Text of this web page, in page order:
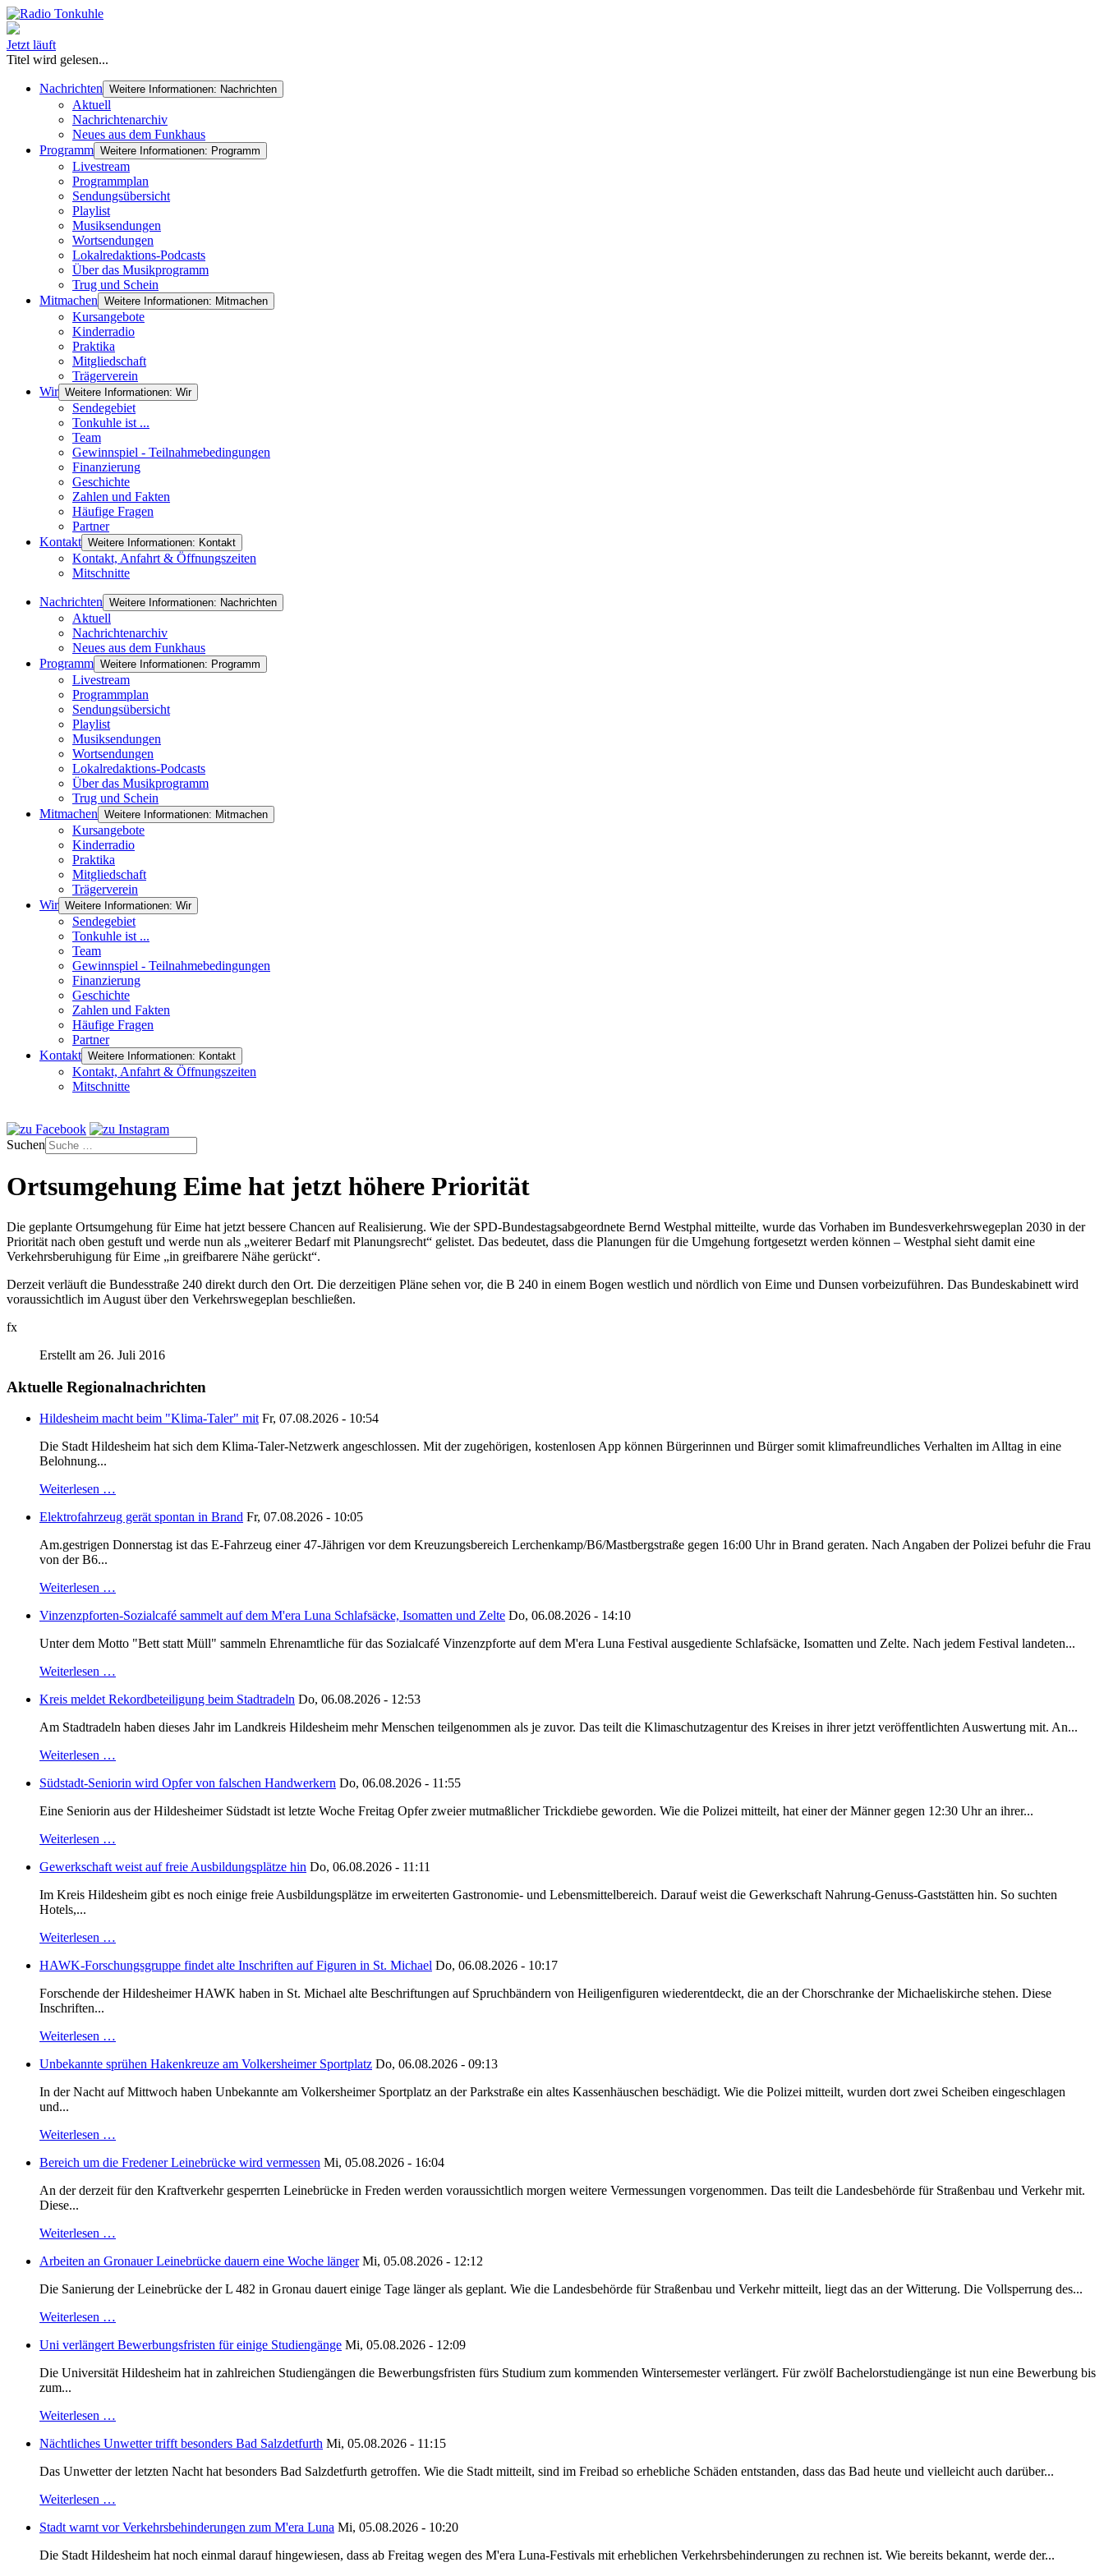
Jetzt läuft
Titel wird gelesen...
Nachrichten Weitere Informationen: Nachrichten
Aktuell
Nachrichtenarchiv
Neues aus dem Funkhaus
Programm Weitere Informationen: Programm
Livestream
Programmplan
Sendungsübersicht
Playlist
Musiksendungen
Wortsendungen
Lokalredaktions-Podcasts
Über das Musikprogramm
Trug und Schein
Mitmachen Weitere Informationen: Mitmachen
Kursangebote
Kinderradio
Praktika
Mitgliedschaft
Trägerverein
Wir Weitere Informationen: Wir
Sendegebiet
Tonkuhle ist ...
Team
Gewinnspiel - Teilnahmebedingungen
Finanzierung
Geschichte
Zahlen und Fakten
Häufige Fragen
Partner
Kontakt Weitere Informationen: Kontakt
Kontakt, Anfahrt & Öffnungszeiten
Mitschnitte
Nachrichten Weitere Informationen: Nachrichten
Aktuell
Nachrichtenarchiv
Neues aus dem Funkhaus
Programm Weitere Informationen: Programm
Livestream
Programmplan
Sendungsübersicht
Playlist
Musiksendungen
Wortsendungen
Lokalredaktions-Podcasts
Über das Musikprogramm
Trug und Schein
Mitmachen Weitere Informationen: Mitmachen
Kursangebote
Kinderradio
Praktika
Mitgliedschaft
Trägerverein
Wir Weitere Informationen: Wir
Sendegebiet
Tonkuhle ist ...
Team
Gewinnspiel - Teilnahmebedingungen
Finanzierung
Geschichte
Zahlen und Fakten
Häufige Fragen
Partner
Kontakt Weitere Informationen: Kontakt
Kontakt, Anfahrt & Öffnungszeiten
Mitschnitte
Suchen
Ortsumgehung Eime hat jetzt höhere Priorität
Die geplante Ortsumgehung für Eime hat jetzt bessere Chancen auf Realisierung. Wie der SPD-Bundestagsabgeordnete Bernd Westphal mitteilte, wurde das Vorhaben im Bundesverkehrswegeplan 2030 in der
Priorität nach oben gestuft und werde nun als „weiterer Bedarf mit Planungsrecht“ gelistet. Das bedeutet, dass die Planungen für die Umgehung fortgesetzt werden können – Westphal sieht damit eine
Verkehrsberuhigung für Eime „in greifbarere Nähe gerückt“.
Derzeit verläuft die Bundesstraße 240 direkt durch den Ort. Die derzeitigen Pläne sehen vor, die B 240 in einem Bogen westlich und nördlich von Eime und Dunsen vorbeizuführen. Das Bundeskabinett wird
voraussichtlich im August über den Verkehrswegeplan beschließen.
fx
Erstellt am 26. Juli 2016
Aktuelle Regionalnachrichten
Hildesheim macht beim "Klima-Taler" mit Fr, 07.08.2026 - 10:54
Die Stadt Hildesheim hat sich dem Klima-Taler-Netzwerk angeschlossen. Mit der zugehörigen, kostenlosen App können Bürgerinnen und Bürger somit klimafreundliches Verhalten im Alltag in eine
Belohnung...
Weiterlesen …
Elektrofahrzeug gerät spontan in Brand Fr, 07.08.2026 - 10:05
Am.gestrigen Donnerstag ist das E-Fahrzeug einer 47-Jährigen vor dem Kreuzungsbereich Lerchenkamp/B6/Mastbergstraße gegen 16:00 Uhr in Brand geraten. Nach Angaben der Polizei befuhr die Frau
von der B6...
Weiterlesen …
Vinzenzpforten-Sozialcafé sammelt auf dem M'era Luna Schlafsäcke, Isomatten und Zelte Do, 06.08.2026 - 14:10
Unter dem Motto "Bett statt Müll" sammeln Ehrenamtliche für das Sozialcafé Vinzenzpforte auf dem M'era Luna Festival ausgediente Schlafsäcke, Isomatten und Zelte. Nach jedem Festival landeten...
Weiterlesen …
Kreis meldet Rekordbeteiligung beim Stadtradeln Do, 06.08.2026 - 12:53
Am Stadtradeln haben dieses Jahr im Landkreis Hildesheim mehr Menschen teilgenommen als je zuvor. Das teilt die Klimaschutzagentur des Kreises in ihrer jetzt veröffentlichten Auswertung mit. An...
Weiterlesen …
Südstadt-Seniorin wird Opfer von falschen Handwerkern Do, 06.08.2026 - 11:55
Eine Seniorin aus der Hildesheimer Südstadt ist letzte Woche Freitag Opfer zweier mutmaßlicher Trickdiebe geworden. Wie die Polizei mitteilt, hat einer der Männer gegen 12:30 Uhr an ihrer...
Weiterlesen …
Gewerkschaft weist auf freie Ausbildungsplätze hin Do, 06.08.2026 - 11:11
Im Kreis Hildesheim gibt es noch einige freie Ausbildungsplätze im erweiterten Gastronomie- und Lebensmittelbereich. Darauf weist die Gewerkschaft Nahrung-Genuss-Gaststätten hin. So suchten
Hotels,...
Weiterlesen …
HAWK-Forschungsgruppe findet alte Inschriften auf Figuren in St. Michael Do, 06.08.2026 - 10:17
Forschende der Hildesheimer HAWK haben in St. Michael alte Beschriftungen auf Spruchbändern von Heiligenfiguren wiederentdeckt, die an der Chorschranke der Michaeliskirche stehen. Diese
Inschriften...
Weiterlesen …
Unbekannte sprühen Hakenkreuze am Volkersheimer Sportplatz Do, 06.08.2026 - 09:13
In der Nacht auf Mittwoch haben Unbekannte am Volkersheimer Sportplatz an der Parkstraße ein altes Kassenhäuschen beschädigt. Wie die Polizei mitteilt, wurden dort zwei Scheiben eingeschlagen
und...
Weiterlesen …
Bereich um die Fredener Leinebrücke wird vermessen Mi, 05.08.2026 - 16:04
An der derzeit für den Kraftverkehr gesperrten Leinebrücke in Freden werden voraussichtlich morgen weitere Vermessungen vorgenommen. Das teilt die Landesbehörde für Straßenbau und Verkehr mit.
Diese...
Weiterlesen …
Arbeiten an Gronauer Leinebrücke dauern eine Woche länger Mi, 05.08.2026 - 12:12
Die Sanierung der Leinebrücke der L 482 in Gronau dauert einige Tage länger als geplant. Wie die Landesbehörde für Straßenbau und Verkehr mitteilt, liegt das an der Witterung. Die Vollsperrung des...
Weiterlesen …
Uni verlängert Bewerbungsfristen für einige Studiengänge Mi, 05.08.2026 - 12:09
Die Universität Hildesheim hat in zahlreichen Studiengängen die Bewerbungsfristen fürs Studium zum kommenden Wintersemester verlängert. Für zwölf Bachelorstudiengänge ist nun eine Bewerbung bis
zum...
Weiterlesen …
Nächtliches Unwetter trifft besonders Bad Salzdetfurth Mi, 05.08.2026 - 11:15
Das Unwetter der letzten Nacht hat besonders Bad Salzdetfurth getroffen. Wie die Stadt mitteilt, sind im Freibad so erhebliche Schäden entstanden, dass das Bad heute und vielleicht auch darüber...
Weiterlesen …
Stadt warnt vor Verkehrsbehinderungen zum M'era Luna Mi, 05.08.2026 - 10:20
Die Stadt Hildesheim hat noch einmal darauf hingewiesen, dass ab Freitag wegen des M'era Luna-Festivals mit erheblichen Verkehrsbehinderungen zu rechnen ist. Wie bereits bekannt, werde der...